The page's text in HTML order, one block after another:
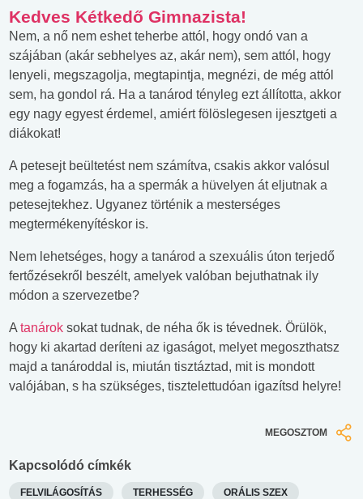
Kedves Kétkedő Gimnazista!
Nem, a nő nem eshet teherbe attól, hogy ondó van a
szájában (akár sebhelyes az, akár nem), sem attól, hogy
lenyeli, megszagolja, megtapintja, megnézi, de még attól
sem, ha gondol rá. Ha a tanárod tényleg ezt állította, akkor
egy nagy egyest érdemel, amiért fölöslegesen ijesztgeti a
diákokat!
A petesejt beültetést nem számítva, csakis akkor valósul
meg a fogamzás, ha a spermák a hüvelyen át eljutnak a
petesejtekhez. Ugyanez történik a mesterséges
megtermékenyítéskor is.
Nem lehetséges, hogy a tanárod a szexuális úton terjedő
fertőzésekről beszélt, amelyek valóban bejuthatnak ily
módon a szervezetbe?
A tanárok sokat tudnak, de néha ők is tévednek. Örülök,
hogy ki akartad deríteni az igaságot, melyet megoszthatsz
majd a tanároddal is, miután tisztáztad, mit is mondott
valójában, s ha szükséges, tisztelettudóan igazítsd helyre!
MEGOSZTOM
Kapcsolódó címkék
FELVILÁGOSÍTÁS TERHESSÉG ORÁLIS SZEX